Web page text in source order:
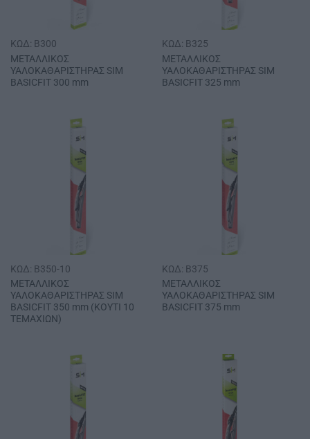
ΚΩΔ: B300
ΜΕΤΑΛΛΙΚΟΣ
ΥΑΛΟΚΑΘΑΡΙΣΤΗΡΑΣ SΙΜ
BASICFIT 300 mm
ΚΩΔ: B325
ΜΕΤΑΛΛΙΚΟΣ
ΥΑΛΟΚΑΘΑΡΙΣΤΗΡΑΣ SΙΜ
BASICFIT 325 mm
ΚΩΔ: B350-10
ΜΕΤΑΛΛΙΚΟΣ
ΥΑΛΟΚΑΘΑΡΙΣΤΗΡΑΣ SΙΜ
BASICFIT 350 mm (ΚΟΥΤΙ 10
ΤΕΜΑΧΙΩΝ)
ΚΩΔ: B375
ΜΕΤΑΛΛΙΚΟΣ
ΥΑΛΟΚΑΘΑΡΙΣΤΗΡΑΣ SΙΜ
BASICFIT 375 mm